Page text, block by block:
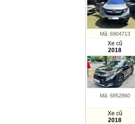
Mã: 6904713
Xe cũ
2018
Mã: 6852860
Xe cũ
2018